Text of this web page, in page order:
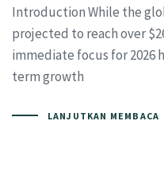
Introduction While the
projected to reach over
immediate focus for 2026
term growth
LANJUTKAN MEMBACA